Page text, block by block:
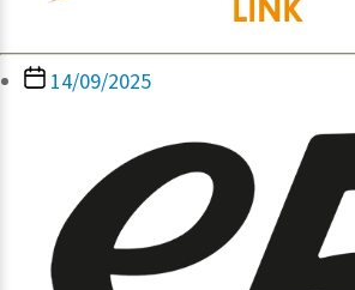
Berichtdatum
14/09/2025